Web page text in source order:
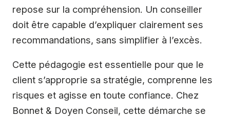
repose sur la compréhension. Un conseiller
doit être capable d’expliquer clairement ses
recommandations, sans simplifier à l’excès.
Cette pédagogie est essentielle pour que le
client s’approprie sa stratégie, comprenne les
risques et agisse en toute confiance. Chez
Bonnet & Doyen Conseil, cette démarche se